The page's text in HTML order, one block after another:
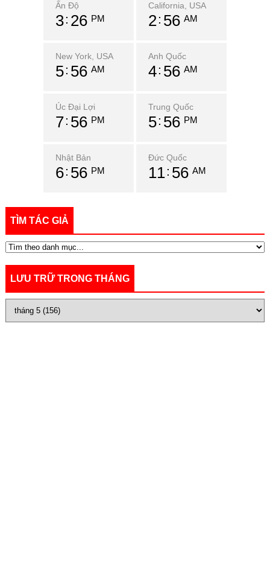
Ấn Độ
3 26 PM
California, USA
2 56 AM
New York, USA
5 56 AM
Anh Quốc
4 56 AM
Úc Đại Lợi
7 56 PM
Trung Quốc
5 56 PM
Nhật Bản
6 56 PM
Đức Quốc
11 56 AM
TÌM TÁC GIẢ
LƯU TRỮ TRONG THÁNG